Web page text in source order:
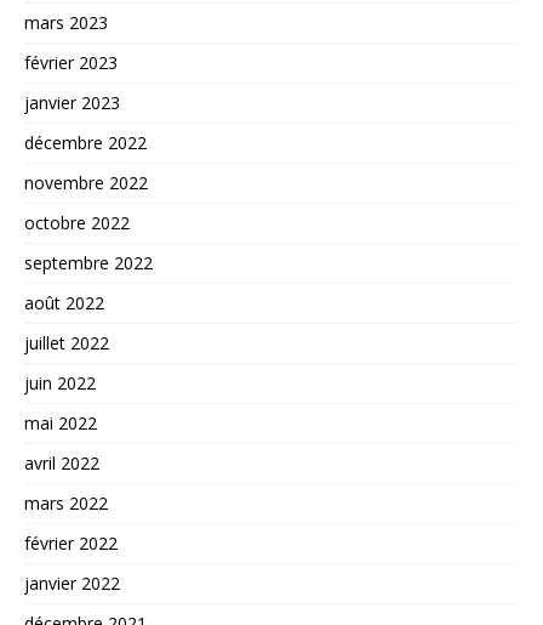
mars 2023
février 2023
janvier 2023
décembre 2022
novembre 2022
octobre 2022
septembre 2022
août 2022
juillet 2022
juin 2022
mai 2022
avril 2022
mars 2022
février 2022
janvier 2022